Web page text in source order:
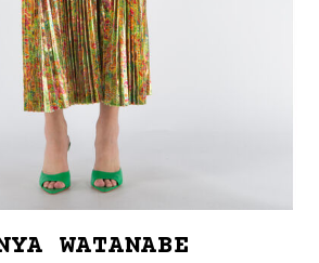
WATANABE